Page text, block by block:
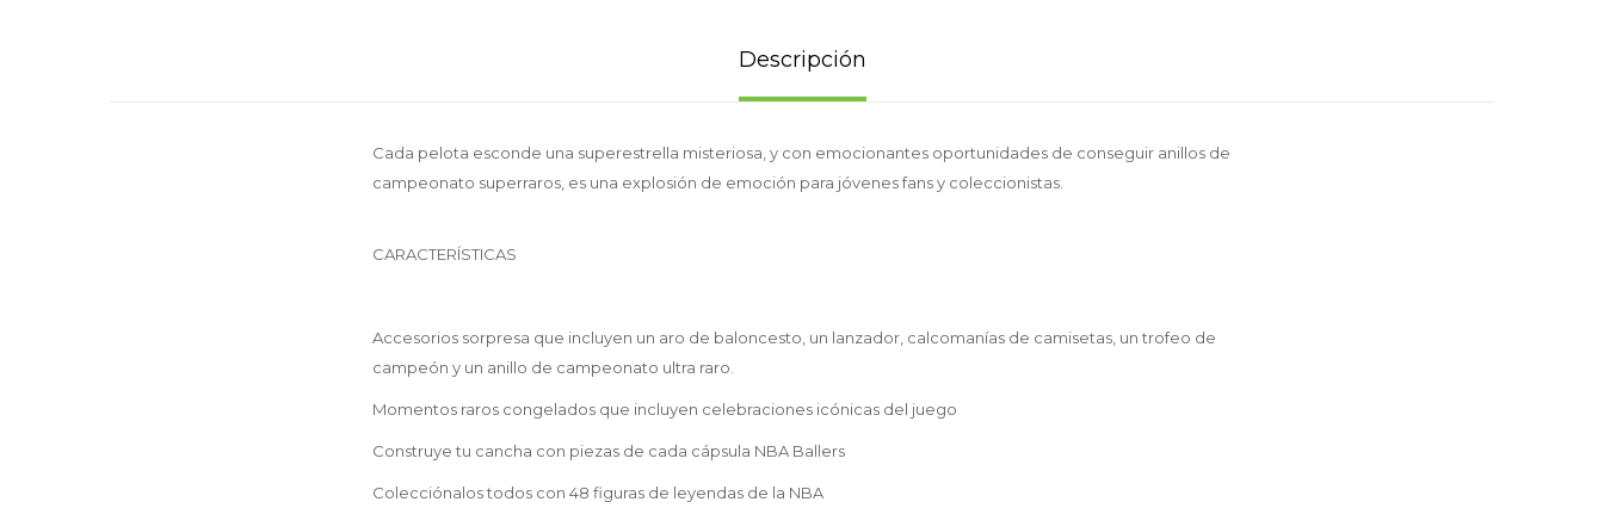
Descripción
Cada pelota esconde una superestrella misteriosa, y con emocionantes oportunidades de conseguir anillos de
campeonato superraros, es una explosión de emoción para jóvenes fans y coleccionistas.
CARACTERÍSTICAS
Accesorios sorpresa que incluyen un aro de baloncesto, un lanzador, calcomanías de camisetas, un trofeo de
campeón y un anillo de campeonato ultra raro.
Momentos raros congelados que incluyen celebraciones icónicas del juego
Construye tu cancha con piezas de cada cápsula NBA Ballers
Colecciónalos todos con 48 figuras de leyendas de la NBA